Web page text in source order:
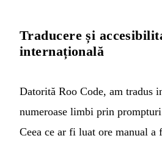
Traducere și
internațională
Datorită Roo Code, am tradus
numeroase limbi prin
Ceea ce ar fi luat ore manual a